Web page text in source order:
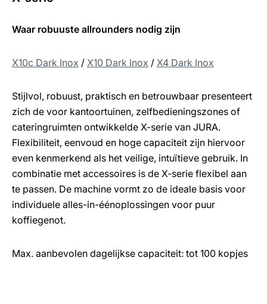
Waar robuuste allrounders nodig zijn
X10c Dark Inox / X10 Dark Inox / X4 Dark Inox
Stijlvol, robuust, praktisch en betrouwbaar presenteert
zich de voor kantoortuinen, zelfbedieningszones of
cateringruimten ontwikkelde X-serie van JURA.
Flexibiliteit, eenvoud en hoge capaciteit zijn hiervoor
even kenmerkend als het veilige, intuïtieve gebruik. In
combinatie met accessoires is de X-serie flexibel aan
te passen. De machine vormt zo de ideale basis voor
individuele alles-in-éénoplossingen voor puur
koffiegenot.
Max. aanbevolen dagelijkse capaciteit: tot 100 kopjes